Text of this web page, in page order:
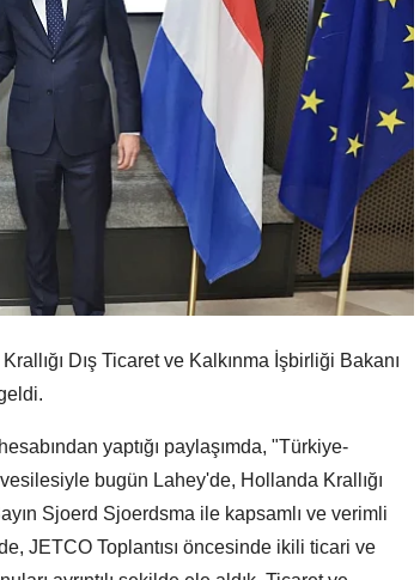
Dış Ticaret ve Kalkınma İşbirliği Bakanı
yaptığı paylaşımda, "Türkiye-
bugün Lahey'de, Hollanda Krallığı
Sjoerd Sjoerdsma ile kapsamlı ve verimli
JETCO Toplantısı öncesinde ikili ticari ve